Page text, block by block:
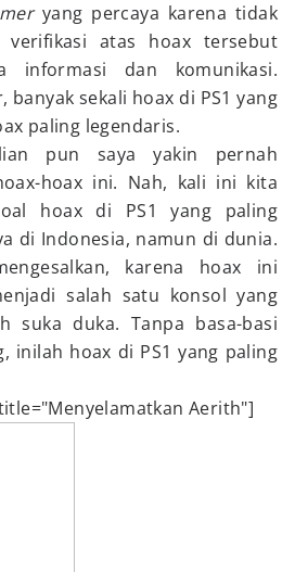
yang percaya karena tidak
verifikasi atas hoax tersebut
informasi dan komunikasi.
banyak sekali hoax di PS1 yang
paling legendaris.
pun saya yakin pernah
hoax ini. Nah, kali ini kita
hoax di PS1 yang paling
di Indonesia, namun di dunia.
karena hoax ini
salah satu konsol yang
suka duka. Tanpa basa-basi
inilah hoax di PS1 yang paling
Aerith"]